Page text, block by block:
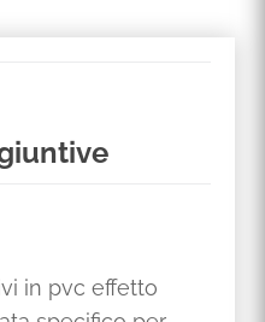
in pvc effetto